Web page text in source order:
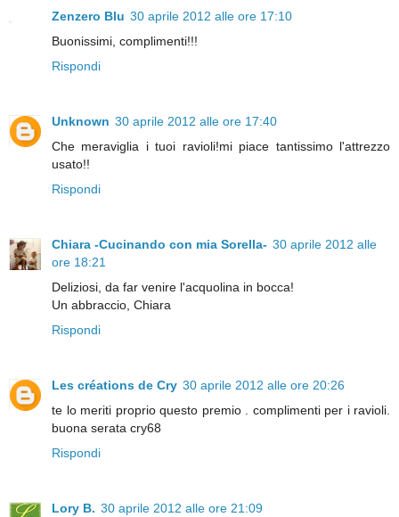
Zenzero Blu 30 aprile 2012 alle ore 17:10
Buonissimi, complimenti!!!
Rispondi
Unknown 30 aprile 2012 alle ore 17:40
Che meraviglia i tuoi ravioli!mi piace tantissimo l'attrezzo
usato!!
Rispondi
Chiara -Cucinando con mia Sorella- 30 aprile 2012 alle
ore 18:21
Deliziosi, da far venire l'acquolina in bocca!
Un abbraccio, Chiara
Rispondi
Les créations de Cry 30 aprile 2012 alle ore 20:26
te lo meriti proprio questo premio . complimenti per i ravioli.
buona serata cry68
Rispondi
Lory B. 30 aprile 2012 alle ore 21:09